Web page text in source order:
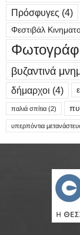
Πρόσφυγες (4)
Φεστιβάλ
βυζαντινά
δήμαρχοι (4)
παλιά σπίτια (2)
υπερπόντια